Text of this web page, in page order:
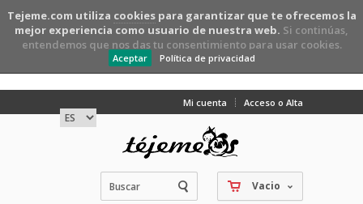
Tejeme.com utiliza cookiespara garantizar que te ofrecemos la
mejor experiencia como usuario de nuestra web. Si continúas,
entendemos que nos das tu consentimiento para usar cookies.
Aceptar Política de privacidad
Mi cuenta Acceso o Alta
Vacio